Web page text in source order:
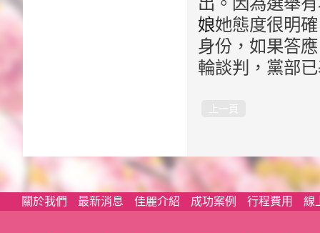
娘她態度很明
身份，如果答
輪談判，黨部
上一頁
關於我們 最新消息 佳麗介紹 成功案例 行程費用 線